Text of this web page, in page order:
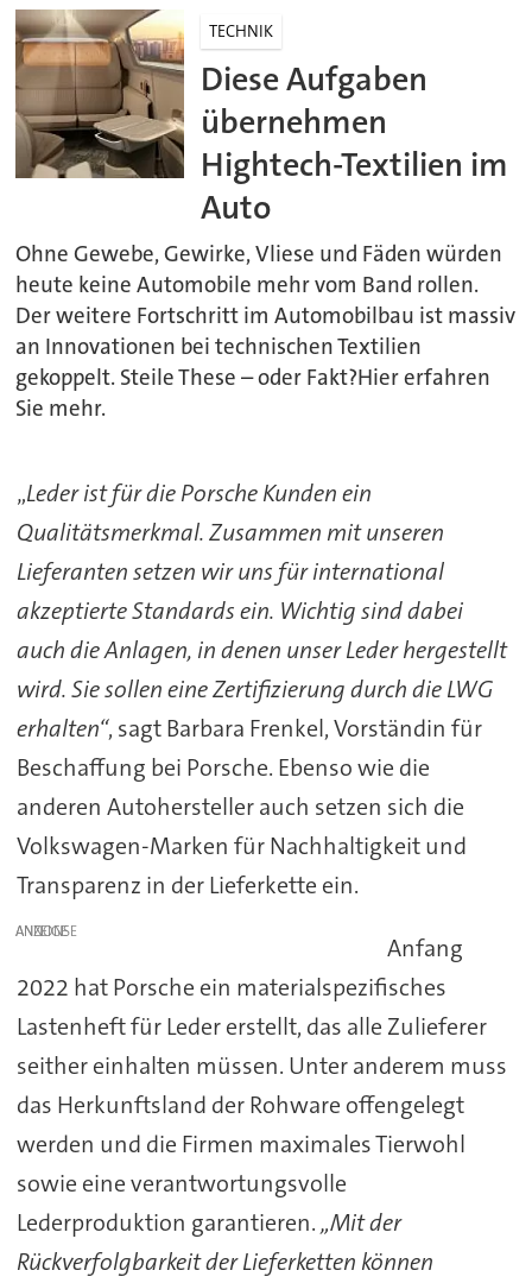
TECHNIK
Diese Aufgaben
übernehmen
Hightech-Textilien im
Auto
Ohne Gewebe, Gewirke, Vliese und Fäden würden
heute keine Automobile mehr vom Band rollen.
Der weitere Fortschritt im Automobilbau ist massiv
an Innovationen bei technischen Textilien
gekoppelt. Steile These – oder Fakt?Hier erfahren
Sie mehr.
„Leder ist für die Porsche Kunden ein
Qualitätsmerkmal. Zusammen mit unseren
Lieferanten setzen wir uns für international
akzeptierte Standards ein. Wichtig sind dabei
auch die Anlagen, in denen unser Leder hergestellt
wird. Sie sollen eine Zertifizierung durch die LWG
erhalten“, sagt Barbara Frenkel, Vorständin für
Beschaffung bei Porsche. Ebenso wie die
anderen Autohersteller auch setzen sich die
Volkswagen-Marken für Nachhaltigkeit und
Transparenz in der Lieferkette ein.
ANZEIGE
Anfang
2022 hat Porsche ein materialspezifisches
Lastenheft für Leder erstellt, das alle Zulieferer
seither einhalten müssen. Unter anderem muss
das Herkunftsland der Rohware offengelegt
werden und die Firmen maximales Tierwohl
sowie eine verantwortungsvolle
Lederproduktion garantieren.„Mit der
Rückverfolgbarkeit der Lieferketten können